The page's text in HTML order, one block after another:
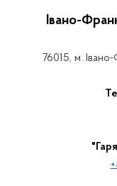
Івано-
76015, м.